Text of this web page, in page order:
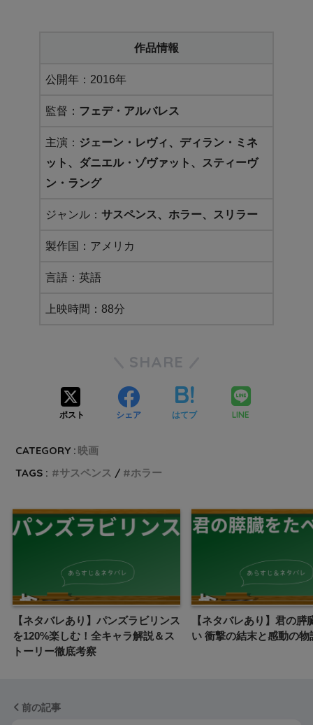
作品情報
公開年：2016年
監督： フェデ・アルバレス
主演： ジェーン・レヴィ、ディラン・ミネ
ット、ダニエル・ゾヴァット、スティーヴ
ン・ラング
ジャンル： サスペンス、ホラー、スリラー
製作国：アメリカ
言語：英語
上映時間：88分
SHARE
ポスト シェア はてブ LINE
CATEGORY : 映画
TAGS :
サスペンス ホラー
【ネタバレあり】パンズラビリンス
を120%楽しむ！全キャラ解説＆ス
トーリー徹底考察
【ネタバレあり】君の膵
い 衝撃の結末と感動の物
前の記事